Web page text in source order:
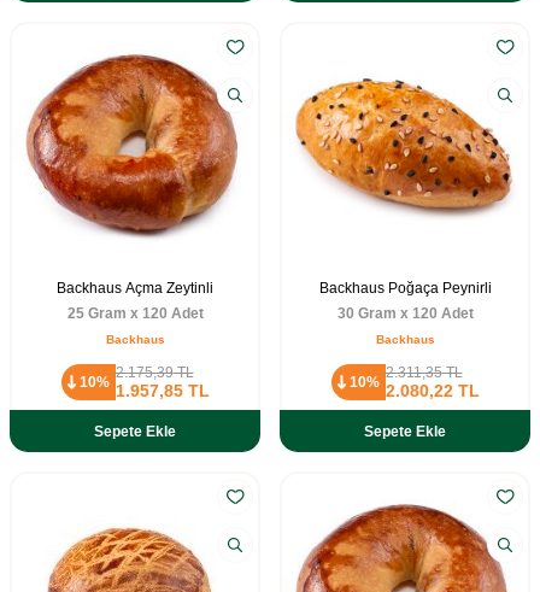
Backhaus Açma Zeytinli
25 Gram x 120 Adet
Backhaus
10%
2.175,39TL
1.957,85TL
Sepete Ekle
Backhaus Poğaça Peynirli
30 Gram x 120 Adet
Backhaus
10%
2.311,35TL
2.080,22TL
Sepete Ekle